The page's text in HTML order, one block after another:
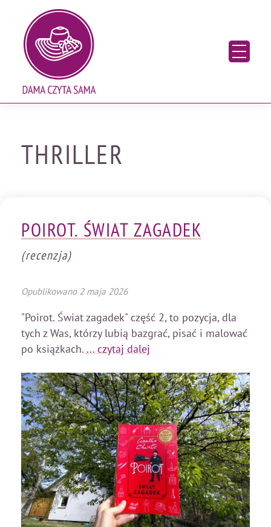
THRILLER
POIROT. ŚWIAT ZAGADEK
(recenzja)
Opublikowano 2 maja 2026
"Poirot. Świat zagadek" część 2, to pozycja, dla
tych z Was, którzy lubią bazgrać, pisać i malować
po książkach. ... czytaj dalej